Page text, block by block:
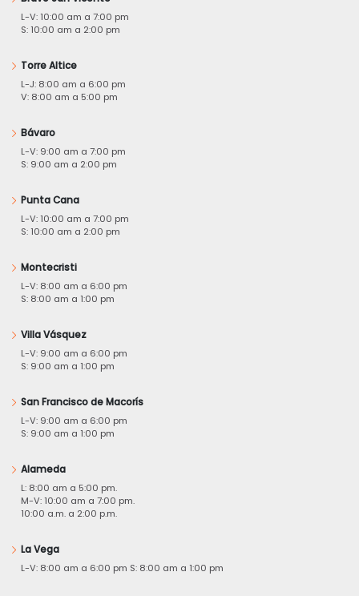
L-V: 10:00 am a 7:00 pm
S: 10:00 am a 2:00 pm
Torre Altice
L-J: 8:00 am a 6:00 pm
V: 8:00 am a 5:00 pm
Bávaro
L-V: 9:00 am a 7:00 pm
S: 9:00 am a 2:00 pm
Punta Cana
L-V: 10:00 am a 7:00 pm
S: 10:00 am a 2:00 pm
Montecristi
L-V: 8:00 am a 6:00 pm
S: 8:00 am a 1:00 pm
Villa Vásquez
L-V: 9:00 am a 6:00 pm
S: 9:00 am a 1:00 pm
San Francisco de Macorís
L-V: 9:00 am a 6:00 pm
S: 9:00 am a 1:00 pm
Alameda
L: 8:00 am a 5:00 pm.
M-V: 10:00 am a 7:00 pm.
10:00 a.m. a 2:00 p.m.
La Vega
L-V: 8:00 am a 6:00 pm S: 8:00 am a 1:00 pm